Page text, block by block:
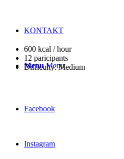
KONTAKT
Menu Menu
Facebook
Instagram
600 kcal / hour
12 paricipants
Difficulty: Medium